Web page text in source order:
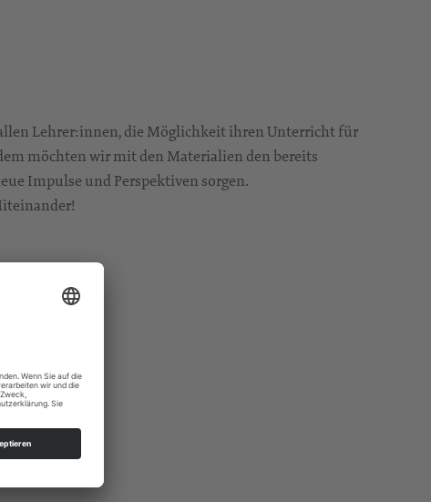
Lehrer:innen, die Möglichkeit ihren Unterricht für
möchten wir mit den Materialien den bereits
Impulse und Perspektiven sorgen.